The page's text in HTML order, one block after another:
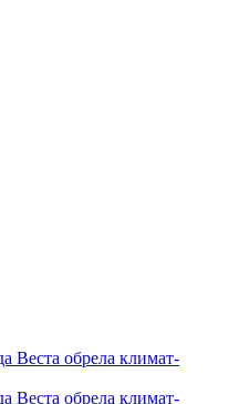
Веста обрела климат-
Веста обрела климат-